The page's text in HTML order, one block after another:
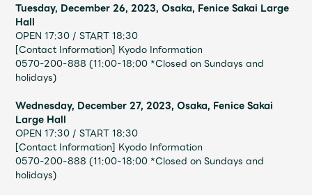
新規入会 LOGIN
Tuesday, December 26, 2023, Osaka, Fenice Sakai Large
Hall
OPEN 17:30 / START 18:30
[Contact Information] Kyodo Information
0570-200-888 (11:00-18:00 *Closed on Sundays and
holidays)
Wednesday, December 27, 2023, Osaka, Fenice Sakai
Large Hall
OPEN 17:30 / START 18:30
[Contact Information] Kyodo Information
0570-200-888 (11:00-18:00 *Closed on Sundays and
holidays)